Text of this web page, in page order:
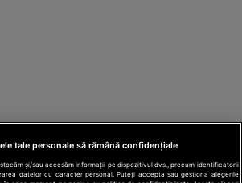
tale personale să rămână confidențiale
stocăm și/sau accesăm informații pe dispozitivul dvs., precum identificatorii
datelor cu caracter personal. Puteți accepta sau gestiona alegerile